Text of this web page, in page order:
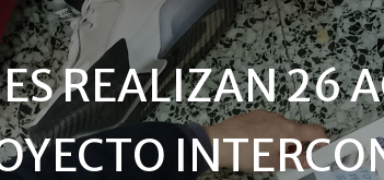
REALIZAN 26